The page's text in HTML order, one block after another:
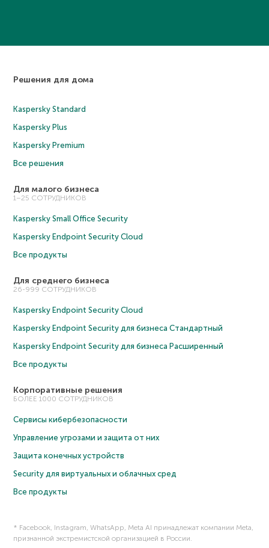
Решения для дома
Kaspersky Standard
Kaspersky Plus
Kaspersky Premium
Все решения
Для малого бизнеса
1–25 СОТРУДНИКОВ
Kaspersky Small Office Security
Kaspersky Endpoint Security Cloud
Все продукты
Для среднего бизнеса
26-999 СОТРУДНИКОВ
Kaspersky Endpoint Security Cloud
Kaspersky Endpoint Security для бизнеса Cтандартный
Kaspersky Endpoint Security для бизнеса Расширенный
Все продукты
Корпоративные решения
БОЛЕЕ 1000 СОТРУДНИКОВ
Сервисы кибербезопасности
Управление угрозами и защита от них
Защита конечных устройств
Security для виртуальных и облачных сред
Все продукты
* Facebook, Instagram, WhatsApp, Meta AI принадлежат компании Meta,
признанной экстремистской организацией в России.